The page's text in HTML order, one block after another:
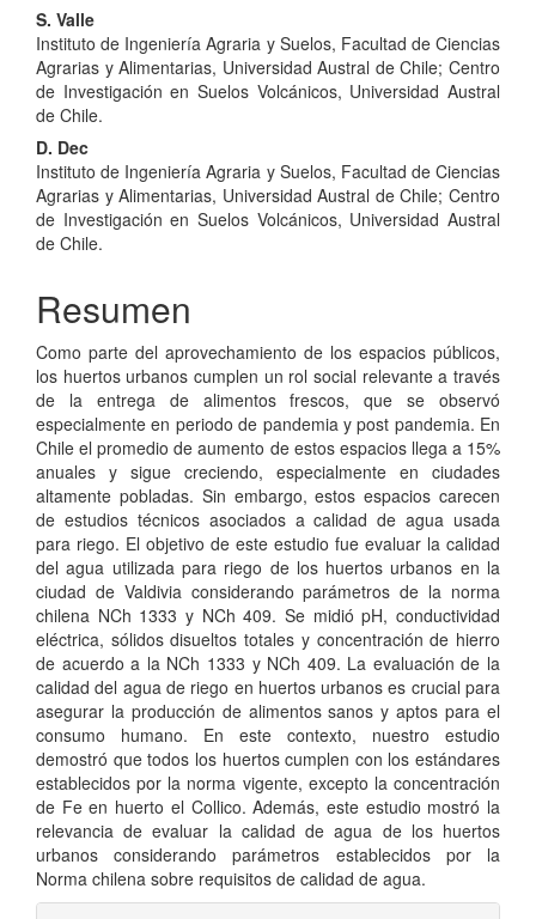
S. Valle
Instituto de Ingeniería Agraria y Suelos, Facultad de Ciencias
Agrarias y Alimentarias, Universidad Austral de Chile; Centro
de Investigación en Suelos Volcánicos, Universidad Austral
de Chile.
D. Dec
Instituto de Ingeniería Agraria y Suelos, Facultad de Ciencias
Agrarias y Alimentarias, Universidad Austral de Chile; Centro
de Investigación en Suelos Volcánicos, Universidad Austral
de Chile.
Resumen
Como parte del aprovechamiento de los espacios públicos,
los huertos urbanos cumplen un rol social relevante a través
de la entrega de alimentos frescos, que se observó
especialmente en periodo de pandemia y post pandemia. En
Chile el promedio de aumento de estos espacios llega a 15%
anuales y sigue creciendo, especialmente en ciudades
altamente pobladas. Sin embargo, estos espacios carecen
de estudios técnicos asociados a calidad de agua usada
para riego. El objetivo de este estudio fue evaluar la calidad
del agua utilizada para riego de los huertos urbanos en la
ciudad de Valdivia considerando parámetros de la norma
chilena NCh 1333 y NCh 409. Se midió pH, conductividad
eléctrica, sólidos disueltos totales y concentración de hierro
de acuerdo a la NCh 1333 y NCh 409. La evaluación de la
calidad del agua de riego en huertos urbanos es crucial para
asegurar la producción de alimentos sanos y aptos para el
consumo humano. En este contexto, nuestro estudio
demostró que todos los huertos cumplen con los estándares
establecidos por la norma vigente, excepto la concentración
de Fe en huerto el Collico. Además, este estudio mostró la
relevancia de evaluar la calidad de agua de los huertos
urbanos considerando parámetros establecidos por la
Norma chilena sobre requisitos de calidad de agua.